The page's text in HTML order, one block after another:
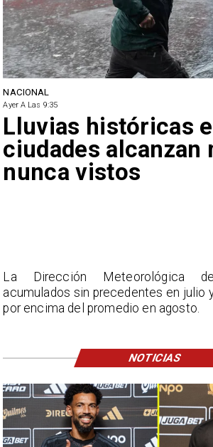
NACIONAL
Ayer A Las 9:35
Lluvias históricas
ciudades alcanzan
nunca vistos
La Dirección Meteorológica
acumulados sin precedentes en julio
por encima del promedio en agosto.
NOTICIAS